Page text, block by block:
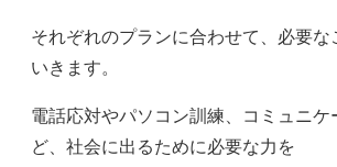
それぞれのプランに合わせて、必要な
いきます。
電話応対やパソコン訓練、コミュニケ
ど、社会に出るために必要な力を